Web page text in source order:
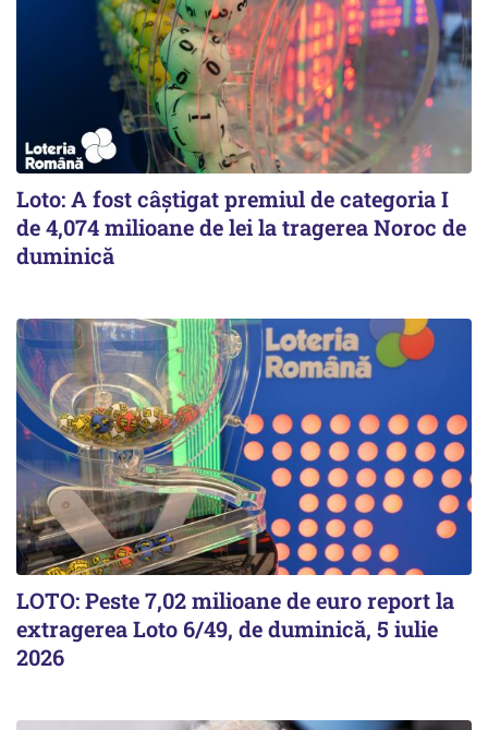
Loto: A fost câștigat premiul de categoria I
de 4,074 milioane de lei la tragerea Noroc de
duminică
LOTO: Peste 7,02 milioane de euro report la
extragerea Loto 6/49, de duminică, 5 iulie
2026